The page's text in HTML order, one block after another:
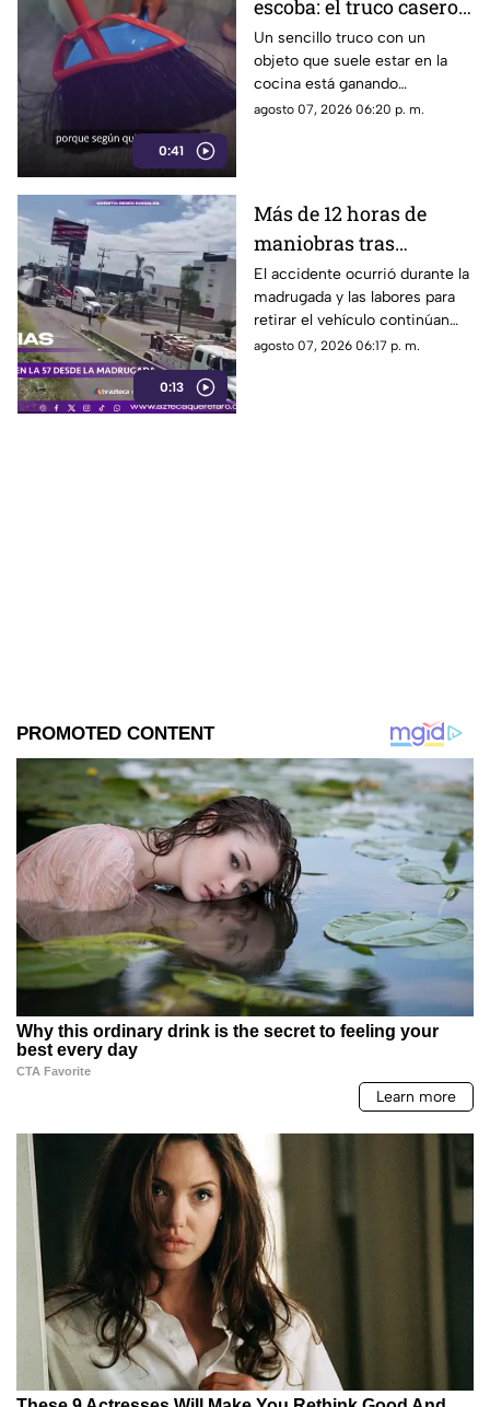
0:41
escoba: el truco casero
que se volvió viral
Un sencillo truco con un
objeto que suele estar en la
cocina está ganando
popularidad entre quienes
agosto 07, 2026 06:20 p. m.
0:13
Más de 12 horas de
maniobras tras
volcadura de unidad
pesada en la carretera
57
El accidente ocurrió durante la
madrugada y las labores para
retirar el vehículo continúan
desde hace más de 12 horas en
agosto 07, 2026 06:17 p. m.